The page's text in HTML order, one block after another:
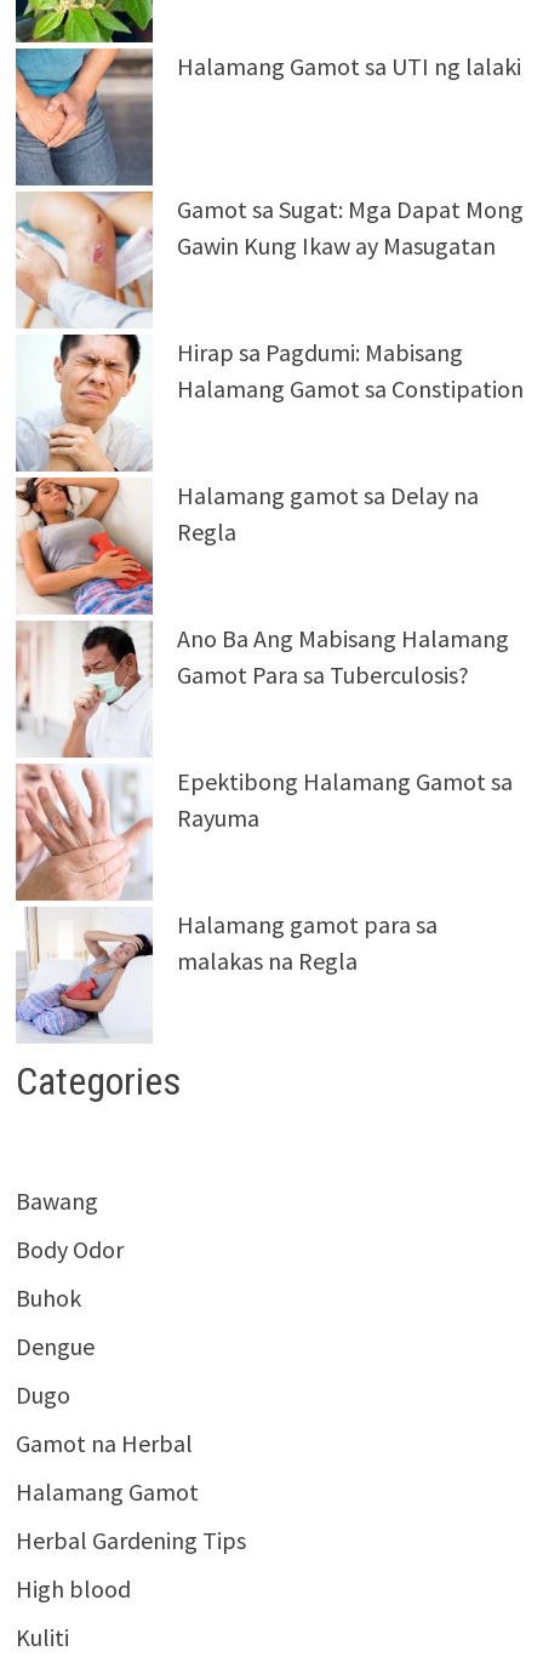
Halamang Gamot sa UTI ng lalaki
Gamot sa Sugat: Mga Dapat Mong
Gawin Kung Ikaw ay Masugatan
Hirap sa Pagdumi: Mabisang
Halamang Gamot sa Constipation
Halamang gamot sa Delay na
Regla
Ano Ba Ang Mabisang Halamang
Gamot Para sa Tuberculosis?
Epektibong Halamang Gamot sa
Rayuma
Halamang gamot para sa
malakas na Regla
Categories
Bawang
Body Odor
Buhok
Dengue
Dugo
Gamot na Herbal
Halamang Gamot
Herbal Gardening Tips
High blood
Kuliti